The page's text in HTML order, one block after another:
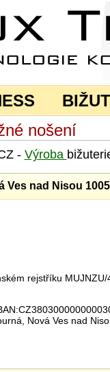
nošení
- Výroba
Ves nad Nisou
rejstříku
Nová Ves nad